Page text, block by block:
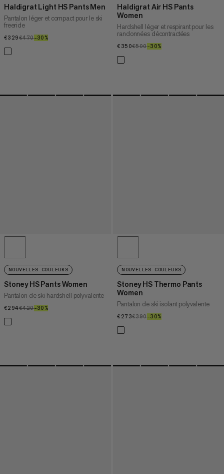
Haldigrat Light HS Pants Men
Pantalon léger et compact pour le ski
freeride
€329€329
€470€470
–30%
Haldigrat Air HS Pants
Women
Hardshell léger et respirant pour les
randonnées décontractées
€350€350
€500€500
–30%
NOUVELLES COULEURS
Stoney HS Pants Women
Pantalon de ski hardshell polyvalente
€294€294
€420€420
–30%
NOUVELLES COULEURS
Stoney HS Thermo Pants
Women
Pantalon de ski isolant polyvalente
€273€273
€390€390
–30%